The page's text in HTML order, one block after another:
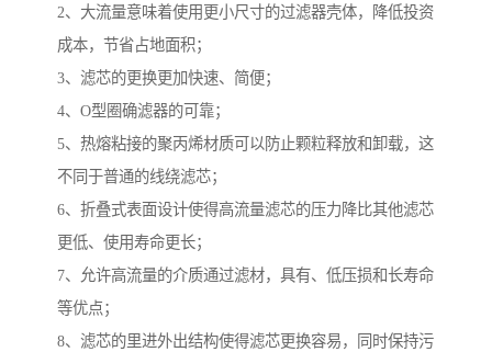
2、大流量意味着使用更小尺寸的过滤器壳体，降低投资
成本，节省占地面积；
3、滤芯的更换更加快速、简便；
4、O型圈确滤器的可靠；
5、热熔粘接的聚丙烯材质可以防止颗粒释放和卸载，这
不同于普通的线绕滤芯；
6、折叠式表面设计使得高流量滤芯的压力降比其他滤芯
更低、使用寿命更长；
7、允许高流量的介质通过滤材，具有、低压损和长寿命
等优点；
8、滤芯的里进外出结构使得滤芯更换容易，同时保持污